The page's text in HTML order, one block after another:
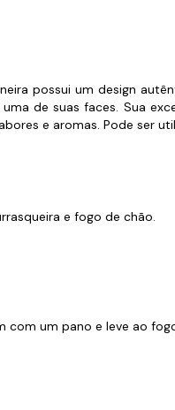
possui um design
de suas faces. Sua
e aromas. Pode ser
e fogo de chão.
com um pano e leve ao